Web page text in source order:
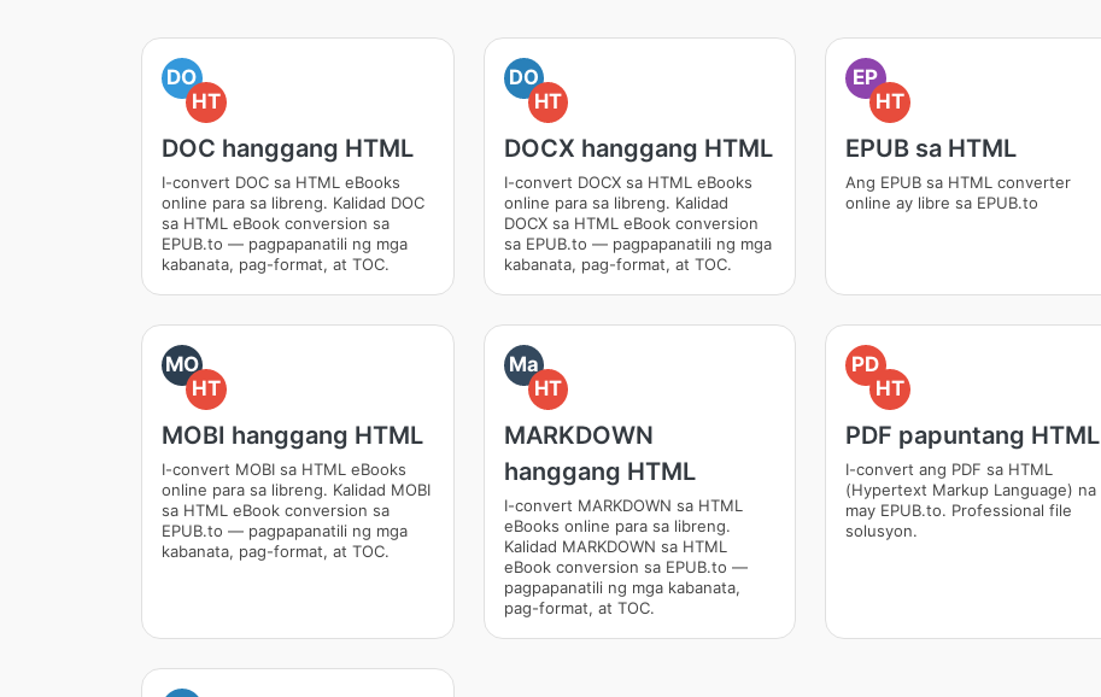
DO
HT
DOC hanggang HTML
I-convert DOC sa HTML eBooks
online para sa libreng. Kalidad DOC
sa HTML eBook conversion sa
EPUB.to — pagpapanatili ng mga
kabanata, pag-format, at TOC.
DO
HT
DOCX hanggang HTML
I-convert DOCX sa HTML eBooks
online para sa libreng. Kalidad
DOCX sa HTML eBook conversion
sa EPUB.to — pagpapanatili ng mga
kabanata, pag-format, at TOC.
EP
HT
EPUB sa HTML
Ang EPUB sa HTML converter
online ay libre sa EPUB.to
MO
HT
MOBI hanggang HTML
I-convert MOBI sa HTML eBooks
online para sa libreng. Kalidad MOBI
sa HTML eBook conversion sa
EPUB.to — pagpapanatili ng mga
kabanata, pag-format, at TOC.
Ma
HT
MARKDOWN
hanggang HTML
I-convert MARKDOWN sa HTML
eBooks online para sa libreng.
Kalidad MARKDOWN sa HTML
eBook conversion sa EPUB.to —
pagpapanatili ng mga kabanata,
pag-format, at TOC.
PD
HT
PDF papuntang HTML
I-convert ang PDF sa HTML
(Hypertext Markup Language) na
may EPUB.to. Professional file
solusyon.